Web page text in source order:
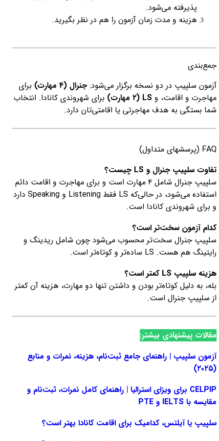
پذیرفته می‌شود.
هزینه و مدت زمان آزمون را هم در نظر بگیرید.
جمع‌بندی
آزمون سلپیپ در دو نسخه برگزار می‌شود:جنرال (۴ مهارت)
برای
مهاجرت و اقامت، و LS (۲ مهارت)
برای شهروندی کانادا. انتخاب
شما بستگی به هدف مهاجرتی یا اقامتی‌تان دارد.
FAQ (پرسشهای متداول)
تفاوت سلپیپ جنرال و LS چیست؟
سلپیپ جنرال شامل ۴ مهارت است و برای مهاجرت و اقامت دائم
استفاده می‌شود، در حالی‌که LS فقط Listening و Speaking دارد
و برای شهروندی کانادا است.
کدام آزمون سخت‌تر است؟
سلپیپ جنرال سخت‌تر محسوب می‌شود چون شامل ریدینگ و
رایتینگ هم هست. LS ساده‌تر و کوتاه‌تر است.
هزینه سلپیپ LS کمتر است؟
بله، به دلیل کوتاه‌تر بودن و داشتن تنها دو مهارت، هزینه آن کمتر
از سلپیپ جنرال است.
مقالات پیشنهادی بیشتر:
آزمون سلپیپ | راهنمای جامع ثبت‌نام، هزینه، نمرات و منابع
(۲۰۲۵)
CELPIP برای ویزای استرالیا | راهنمای کامل نمرات، ثبت‌نام و
مقایسه با IELTS و PTE
سلپیپ یا آیلتس، کدامیک برای اقامت کانادا بهتر است؟